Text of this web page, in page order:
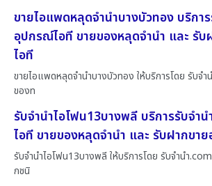
ขายไอแพดหลุดจำนำบางบัวทอง บริกา
อุปกรณ์ไอที ขายของหลุดจำนำ และ รั
ไอที
ขายไอแพดหลุดจำนำบางบัวทอง ให้บริการโดย รับจํา
ของท
รับจำนำไอโฟน13บางพลี บริการรับจำ
ไอที ขายของหลุดจำนำ และ รับฝากขา
รับจำนำไอโฟน13บางพลี ให้บริการโดย รับจํานํา
กชนิ